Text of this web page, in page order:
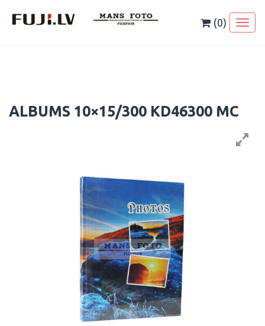
(0)
ALBUMS 10×15/300 KD46300 MC